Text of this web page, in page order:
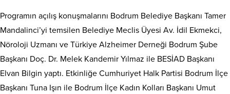
Programın açılış konuşmalarını Bodrum Belediye Başkanı Tamer
Mandalinci’yi temsilen Belediye Meclis Üyesi Av. İdil Ekmekci,
Nöroloji Uzmanı ve Türkiye Alzheimer Derneği Bodrum Şube
Başkanı Doç. Dr. Melek Kandemir Yılmaz ile BESİAD Başkanı
Elvan Bilgin yaptı. Etkinliğe Cumhuriyet Halk Partisi Bodrum İlçe
Başkanı Tuna Işın ile Bodrum İlçe Kadın Kolları Başkanı Umut